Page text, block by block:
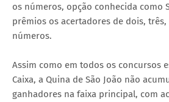
os números, opção conhecida como
prêmios os acertadores de dois,
números.
Assim como em todos os concursos
Caixa, a Quina de São João não
ganhadores na faixa principal, com